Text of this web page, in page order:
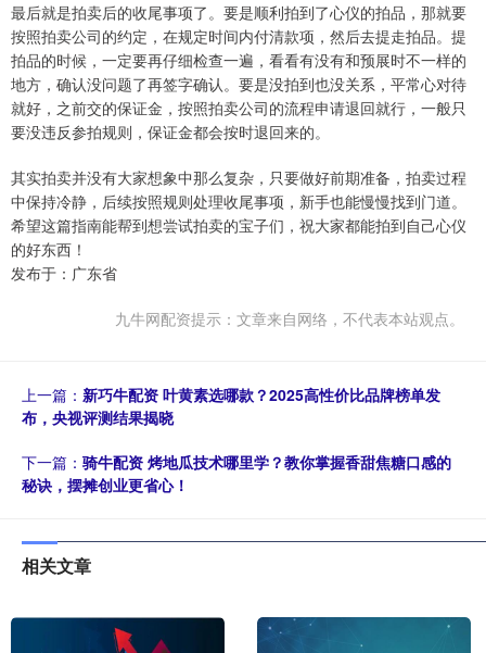
最后就是拍卖后的收尾事项了。要是顺利拍到了心仪的拍品，那就要
按照拍卖公司的约定，在规定时间内付清款项，然后去提走拍品。提
拍品的时候，一定要再仔细检查一遍，看看有没有和预展时不一样的
地方，确认没问题了再签字确认。要是没拍到也没关系，平常心对待
就好，之前交的保证金，按照拍卖公司的流程申请退回就行，一般只
要没违反参拍规则，保证金都会按时退回来的。
其实拍卖并没有大家想象中那么复杂，只要做好前期准备，拍卖过程
中保持冷静，后续按照规则处理收尾事项，新手也能慢慢找到门道。
希望这篇指南能帮到想尝试拍卖的宝子们，祝大家都能拍到自己心仪
的好东西！
发布于：广东省
九牛网配资提示：文章来自网络，不代表本站观点。
上一篇： 新巧牛配资 叶黄素选哪款？2025高性价比品牌榜单发
布，央视评测结果揭晓
下一篇： 骑牛配资 烤地瓜技术哪里学？教你掌握香甜焦糖口感的
秘诀，摆摊创业更省心！
相关文章